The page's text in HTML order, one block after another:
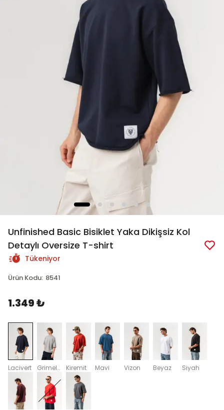
Unfinished Basic Bisiklet Yaka Dikişsiz Kol
Detaylı Oversize T-shirt
Tükeniyor
Ürün Kodu: 8541
1.349 ₺
Lacivert Grimelanj Kiremit Mavi Vizon Beyaz Siyah